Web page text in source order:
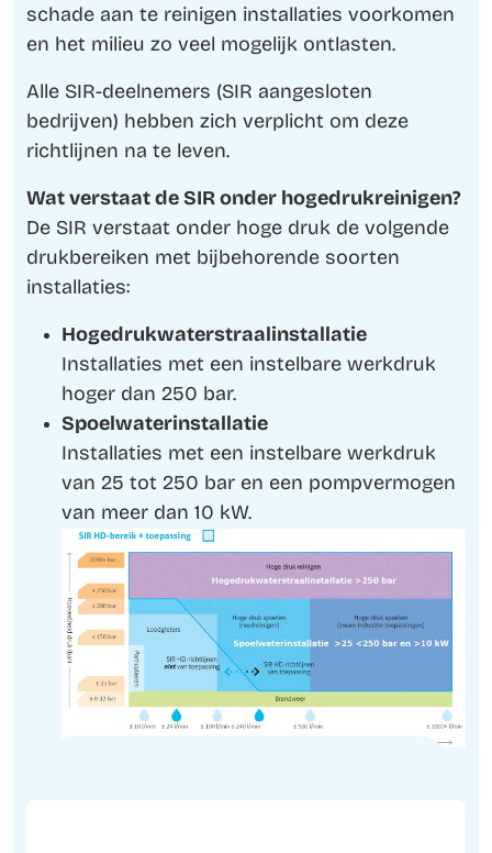
schade aan te reinigen installaties voorkomen
en het milieu zo veel mogelijk ontlasten.
Alle SIR-deelnemers (SIR aangesloten
bedrijven) hebben zich verplicht om deze
richtlijnen na te leven.
Wat verstaat de SIR onder hogedrukreinigen?
De SIR verstaat onder hoge druk de volgende
drukbereiken met bijbehorende soorten
installaties:
Hogedrukwaterstraalinstallatie
Installaties met een instelbare werkdruk
hoger dan 250 bar.
Spoelwaterinstallatie
Installaties met een instelbare werkdruk
van 25 tot 250 bar en een pompvermogen
van meer dan 10 kW.